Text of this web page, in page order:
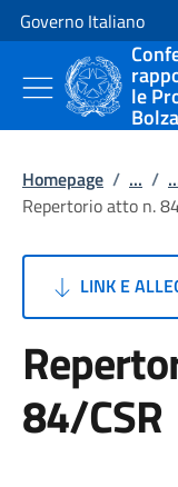
Vai al contenuto
Vai alla navigazione del
Governo Italiano
le
Homepage / ... /
Repertorio atto n.
LINK E
84/CSR